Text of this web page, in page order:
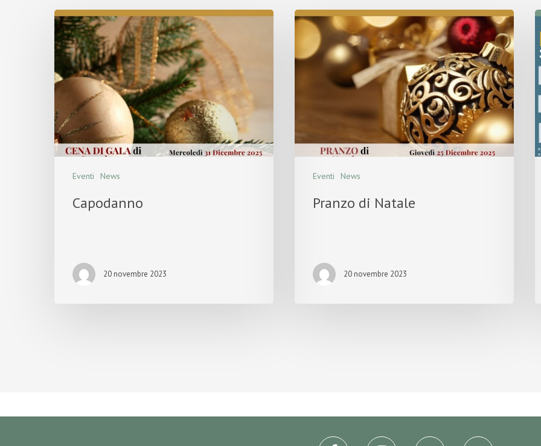
Eventi News
Capodanno
20 novembre 2023
Eventi News
Pranzo di Natale
20 novembre 2023